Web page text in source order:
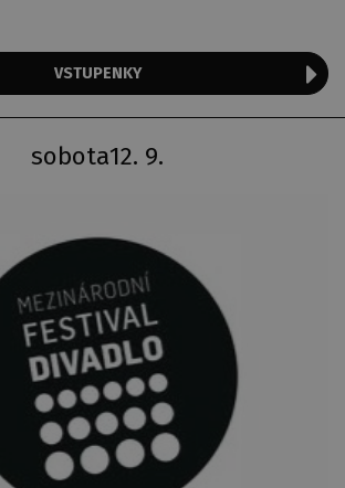
VSTUPENKY
12. 9.
sobota